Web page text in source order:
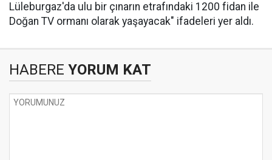
Lüleburgaz'da ulu bir çınarın etrafındaki 1200 fidan ile
Doğan TV ormanı olarak yaşayacak" ifadeleri yer aldı.
HABERE YORUM KAT